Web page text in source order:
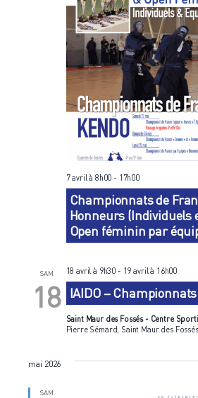
Championnats de
Honneurs (Individuels
Open féminin par
7 avril à 8h00 - 17h00
SAM
18 IAIDO –
18 avril à 9h30 - 19 avril à 16h00
Saint Maur des Fossés - Centre
Pierre Sémard, Saint Maur des
mai 2026
SAM